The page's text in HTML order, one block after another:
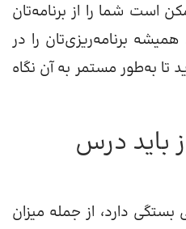
است شما را از برنامه‌تان
برنامه‌ریزی‌تان را در
تا به‌طور مستمر به آن نگاه
باید درس
دارد، از جمله میزان